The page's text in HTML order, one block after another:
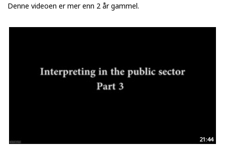
Denne videoen er mer enn 2 år gammel.
21:44